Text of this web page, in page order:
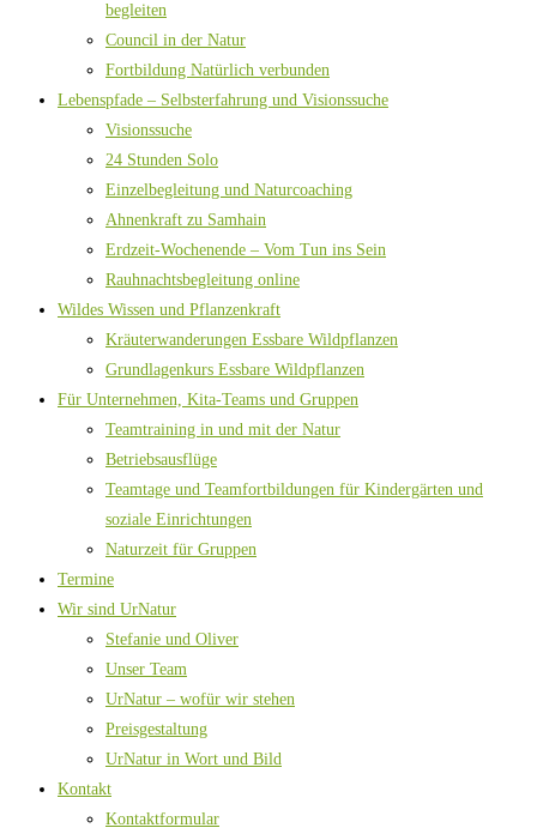
begleiten
Council in der Natur
Fortbildung Natürlich verbunden
Lebenspfade – Selbsterfahrung und Visionssuche
Visionssuche
24 Stunden Solo
Einzelbegleitung und Naturcoaching
Ahnenkraft zu Samhain
Erdzeit-Wochenende – Vom Tun ins Sein
Rauhnachtsbegleitung online
Wildes Wissen und Pflanzenkraft
Kräuterwanderungen Essbare Wildpflanzen
Grundlagenkurs Essbare Wildpflanzen
Für Unternehmen, Kita-Teams und Gruppen
Teamtraining in und mit der Natur
Betriebsausflüge
Teamtage und Teamfortbildungen für Kindergärten und
soziale Einrichtungen
Naturzeit für Gruppen
Termine
Wir sind UrNatur
Stefanie und Oliver
Unser Team
UrNatur – wofür wir stehen
Preisgestaltung
UrNatur in Wort und Bild
Kontakt
Kontaktformular